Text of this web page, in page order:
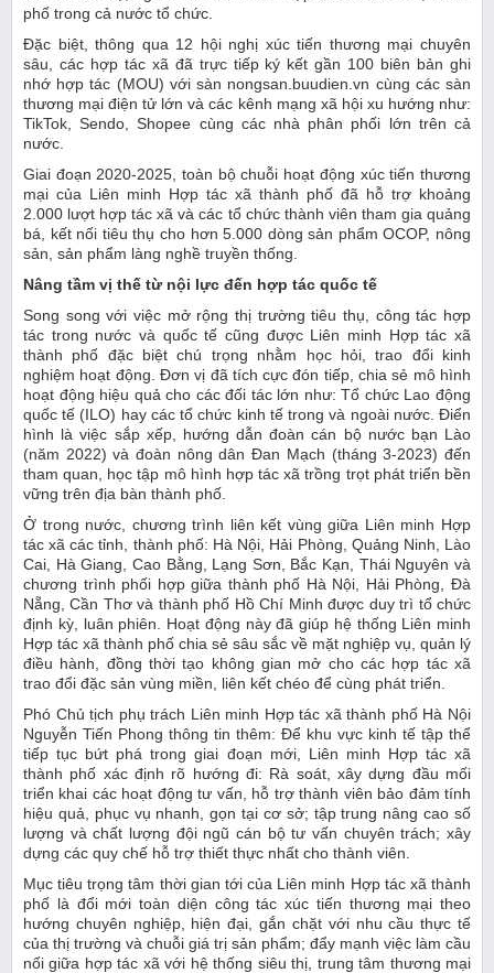
phố trong cả nước tổ chức.
Đặc biệt, thông qua 12 hội nghị xúc tiến thương mại chuyên
sâu, các hợp tác xã đã trực tiếp ký kết gần 100 biên bản ghi
nhớ hợp tác (MOU) với sàn nongsan.buudien.vn cùng các sàn
thương mại điện tử lớn và các kênh mạng xã hội xu hướng như:
TikTok, Sendo, Shopee cùng các nhà phân phối lớn trên cả
nước.
Giai đoạn 2020-2025, toàn bộ chuỗi hoạt động xúc tiến thương
mại của Liên minh Hợp tác xã thành phố đã hỗ trợ khoảng
2.000 lượt hợp tác xã và các tổ chức thành viên tham gia quảng
bá, kết nối tiêu thụ cho hơn 5.000 dòng sản phẩm OCOP, nông
sản, sản phẩm làng nghề truyền thống.
Nâng tầm vị thế từ nội lực đến hợp tác quốc tế
Song song với việc mở rộng thị trường tiêu thụ, công tác hợp
tác trong nước và quốc tế cũng được Liên minh Hợp tác xã
thành phố đặc biệt chú trọng nhằm học hỏi, trao đổi kinh
nghiệm hoạt động. Đơn vị đã tích cực đón tiếp, chia sẻ mô hình
hoạt động hiệu quả cho các đối tác lớn như: Tổ chức Lao động
quốc tế (ILO) hay các tổ chức kinh tế trong và ngoài nước. Điển
hình là việc sắp xếp, hướng dẫn đoàn cán bộ nước bạn Lào
(năm 2022) và đoàn nông dân Đan Mạch (tháng 3-2023) đến
tham quan, học tập mô hình hợp tác xã trồng trọt phát triển bền
vững trên địa bàn thành phố.
Ở trong nước, chương trình liên kết vùng giữa Liên minh Hợp
tác xã các tỉnh, thành phố: Hà Nội, Hải Phòng, Quảng Ninh, Lào
Cai, Hà Giang, Cao Bằng, Lạng Sơn, Bắc Kạn, Thái Nguyên và
chương trình phối hợp giữa thành phố Hà Nội, Hải Phòng, Đà
Nẵng, Cần Thơ và thành phố Hồ Chí Minh được duy trì tổ chức
định kỳ, luân phiên. Hoạt động này đã giúp hệ thống Liên minh
Hợp tác xã thành phố chia sẻ sâu sắc về mặt nghiệp vụ, quản lý
điều hành, đồng thời tạo không gian mở cho các hợp tác xã
trao đổi đặc sản vùng miền, liên kết chéo để cùng phát triển.
Phó Chủ tịch phụ trách Liên minh Hợp tác xã thành phố Hà Nội
Nguyễn Tiến Phong thông tin thêm: Để khu vực kinh tế tập thể
tiếp tục bứt phá trong giai đoạn mới, Liên minh Hợp tác xã
thành phố xác định rõ hướng đi: Rà soát, xây dựng đầu mối
triển khai các hoạt động tư vấn, hỗ trợ thành viên bảo đảm tính
hiệu quả, phục vụ nhanh, gọn tại cơ sở; tập trung nâng cao số
lượng và chất lượng đội ngũ cán bộ tư vấn chuyên trách; xây
dựng các quy chế hỗ trợ thiết thực nhất cho thành viên.
Mục tiêu trọng tâm thời gian tới của Liên minh Hợp tác xã thành
phố là đổi mới toàn diện công tác xúc tiến thương mại theo
hướng chuyên nghiệp, hiện đại, gắn chặt với nhu cầu thực tế
của thị trường và chuỗi giá trị sản phẩm; đẩy mạnh việc làm cầu
nối giữa hợp tác xã với hệ thống siêu thị, trung tâm thương mại